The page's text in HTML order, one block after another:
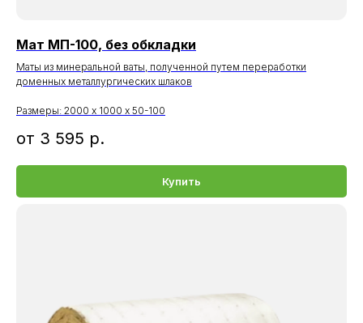
Мат МП-100, без обкладки
Маты из минеральной ваты, полученной путем переработки
доменных металлургических шлаков
Размеры: 2000 х 1000 х 50-100
от 3 595 р.
Купить